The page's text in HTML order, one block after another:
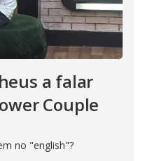
a falar
Couple
no "english"?